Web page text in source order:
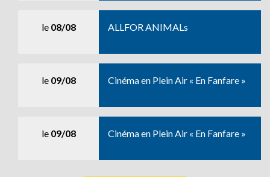
le 08/08 ALLFOR ANIMALs
le 09/08 Cinéma en Plein Air « En Fanfare »
le 09/08 Cinéma en Plein Air « En Fanfare »